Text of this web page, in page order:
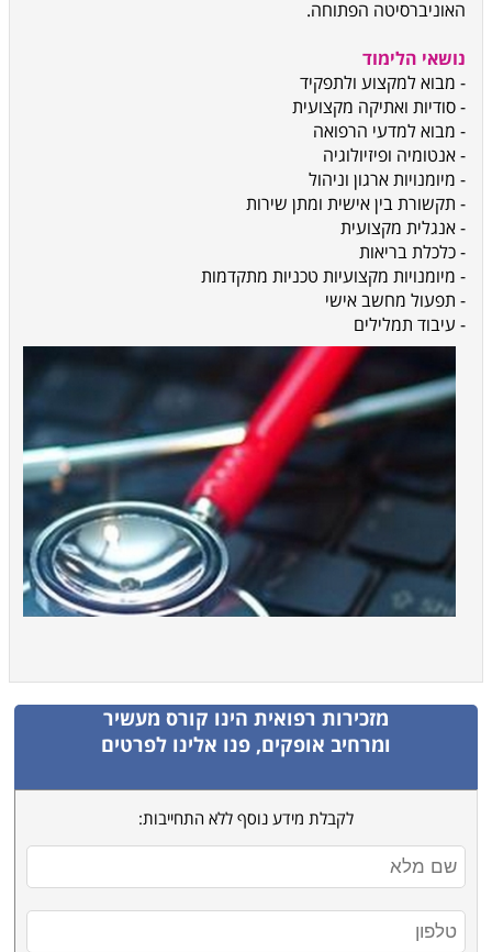
האוניברסיטה הפתוחה.
נושאי הלימוד
- מבוא למקצוע ולתפקיד
- סודיות ואתיקה מקצועית
- מבוא למדעי הרפואה
- אנטומיה ופיזיולוגיה
- מיומנויות ארגון וניהול
- תקשורת בין אישית ומתן שירות
- אנגלית מקצועית
- כלכלת בריאות
- מיומנויות מקצועיות טכניות מתקדמות
- תפעול מחשב אישי
- עיבוד תמלילים
מזכירות רפואית הינו קורס מעשיר
ומרחיב אופקים, פנו אלינו לפרטים
לקבלת מידע נוסף ללא התחייבות: